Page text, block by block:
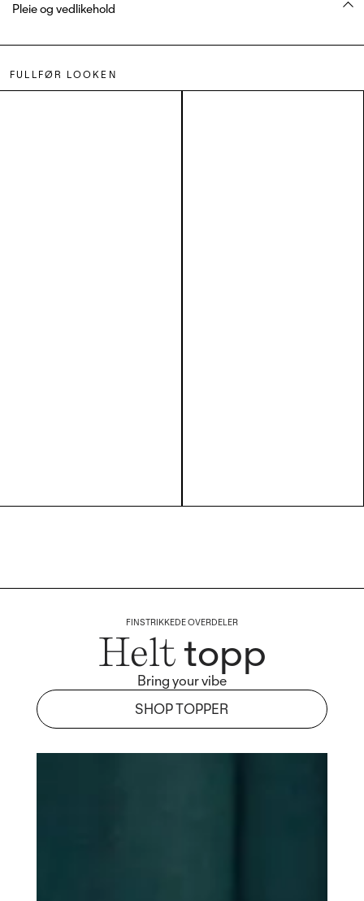
Pleie og vedlikehold
FULLFØR LOOKEN
FINSTRIKKEDE OVERDELER
Helttopp
Bring your vibe
SHOP TOPPER